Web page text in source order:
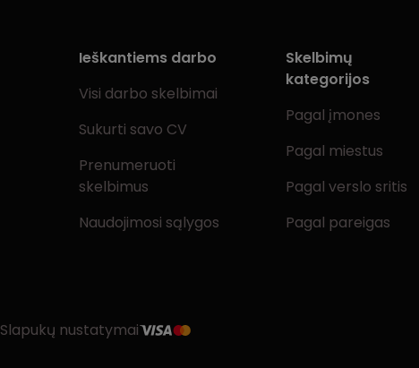
Ieškantiems darbo
Visi darbo skelbimai
Sukurti savo CV
Prenumeruoti
skelbimus
Naudojimosi sąlygos
Skelbimų
kategorijos
Pagal įmones
Pagal miestus
Pagal verslo sritis
Pagal pareigas
Slapukų nustatymai